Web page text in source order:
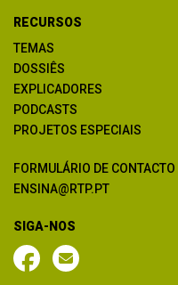
RECURSOS
TEMAS
DOSSIÊS
EXPLICADORES
PODCASTS
PROJETOS ESPECIAIS
FORMULÁRIO DE CONTACTO
ENSINA@RTP.PT
SIGA-NOS